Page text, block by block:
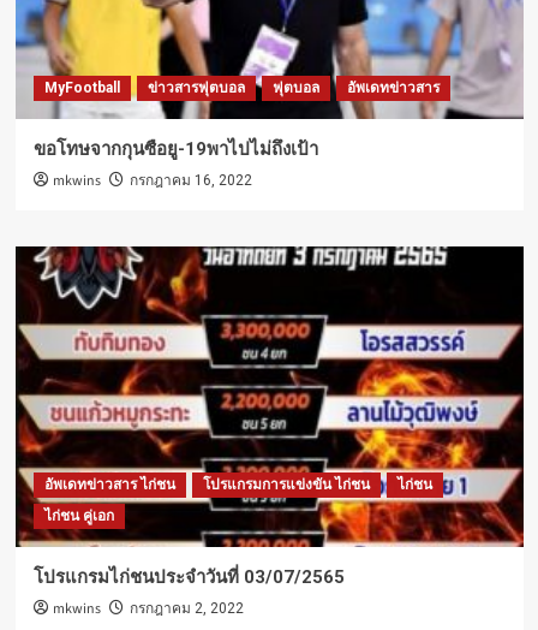
MyFootball ข่าวสารฟุตบอล ฟุตบอล อัพเดทข่าวสาร
ขอโทษจากกุนซือยู-19พาไปไม่ถึงเป้า
mkwins กรกฎาคม 16, 2022
อัพเดทข่าวสาร ไก่ชน โปรแกรมการแข่งขัน ไก่ชน
ไก่ชน
ไก่ชน คู่เอก
โปรแกรมไก่ชนประจำวันที่ 03/07/2565
mkwins กรกฎาคม 2, 2022